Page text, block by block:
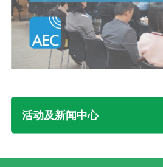
活动及新闻中心